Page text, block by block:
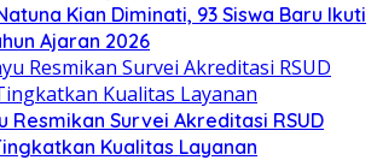
Kian Diminati, 93 Siswa Baru Ikuti
Ajaran 2026
Resmikan Survei Akreditasi RSUD
Kualitas Layanan